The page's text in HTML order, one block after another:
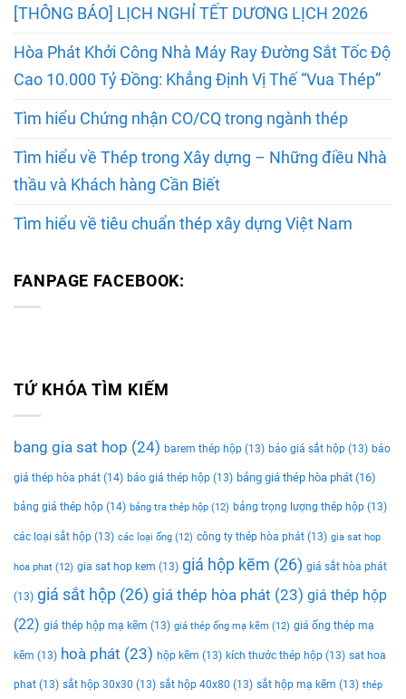
[THÔNG BÁO] LỊCH NGHỈ TẾT DƯƠNG LỊCH 2026
Hòa Phát Khởi Công Nhà Máy Ray Đường Sắt Tốc Độ
Cao 10.000 Tỷ Đồng: Khẳng Định Vị Thế “Vua Thép”
Tìm hiểu Chứng nhận CO/CQ trong ngành thép
Tìm hiểu về Thép trong Xây dựng – Những điều Nhà
thầu và Khách hàng Cần Biết
Tìm hiểu về tiêu chuẩn thép xây dựng Việt Nam
FANPAGE FACEBOOK:
TỨ KHÓA TÌM KIẾM
bang gia sat hop (24) barem thép hộp (13) báo giá sắt hộp (13) báo
giá thép hòa phát (14) báo giá thép hộp (13) bảng giá thép hòa phát (16)
bảng giá thép hộp (14) bảng tra thép hộp (12) bảng trọng lượng thép hộp (13)
các loại sắt hộp (13) các loại ống (12) công ty thép hòa phát (13) gia sat hop
hoa phat (12) gia sat hop kem (13) giá hộp kẽm (26) giá sắt hòa phát
(13) giá sắt hộp (26) giá thép hòa phát (23) giá thép hộp
(22) giá thép hộp mạ kẽm (13) giá thép ống mạ kẽm (12) giá ống thép mạ
kẽm (13) hoà phát (23) hộp kẽm (13) kích thước thép hộp (13) sat hoa
phat (13) sắt hộp 30x30 (13) sắt hộp 40x80 (13) sắt hộp mạ kẽm (13) thép